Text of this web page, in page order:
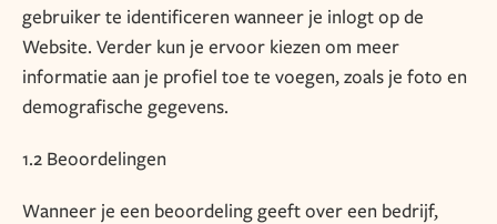
gebruiker te identificeren wanneer je inlogt op de
Website. Verder kun je ervoor kiezen om meer
informatie aan je profiel toe te voegen, zoals je foto en
demografische gegevens.
1.2 Beoordelingen
Wanneer je een beoordeling geeft over een bedrijf,